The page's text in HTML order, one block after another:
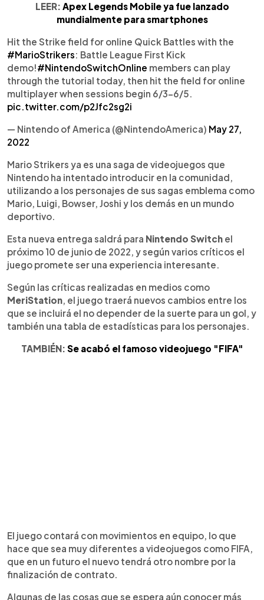
LEER: Apex Legends Mobile ya fue lanzado
mundialmente para smartphones
Hit the Strike field for online Quick Battles with the
#MarioStrikers: Battle League First Kick
demo!#NintendoSwitchOnline members can play
through the tutorial today, then hit the field for online
multiplayer when sessions begin 6/3-6/5.
pic.twitter.com/p2Jfc2sg2i
— Nintendo of America (@NintendoAmerica) May 27,
2022
Mario Strikers ya es una saga de videojuegos que
Nintendo ha intentado introducir en la comunidad,
utilizando a los personajes de sus sagas emblema como
Mario, Luigi, Bowser, Joshi y los demás en un mundo
deportivo.
Esta nueva entrega saldrá para Nintendo Switch el
próximo 10 de junio de 2022, y según varios críticos el
juego promete ser una experiencia interesante.
Según las críticas realizadas en medios como
MeriStation, el juego traerá nuevos cambios entre los
que se incluirá el no depender de la suerte para un gol, y
también una tabla de estadísticas para los personajes.
TAMBIÉN: Se acabó el famoso videojuego "FIFA"
El juego contará con movimientos en equipo, lo que
hace que sea muy diferentes a videojuegos como FIFA,
que en un futuro el nuevo tendrá otro nombre por la
finalización de contrato.
Algunas de las cosas que se espera aún conocer más